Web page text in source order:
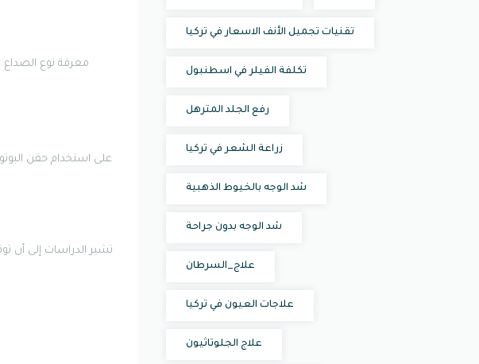
معرفة نوع
تقنيات تجميل الأنف الاسعار في تركيا
تكلفة الفيلر في اسطنبول
رفع الجلد المترهل
زراعة الشعر في تركيا
شد الوجه بالخيوط الذهبية
شد الوجه بدون جراحة
علاج_السرطان
علاجات العيون في تركيا
علاج الجلوتاثيون